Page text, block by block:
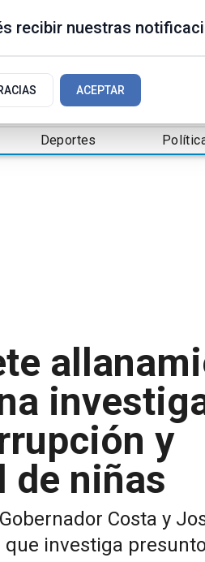
Deportes
y
de niñas
Costa y
investiga
recibir nuestras
ACEPTAR